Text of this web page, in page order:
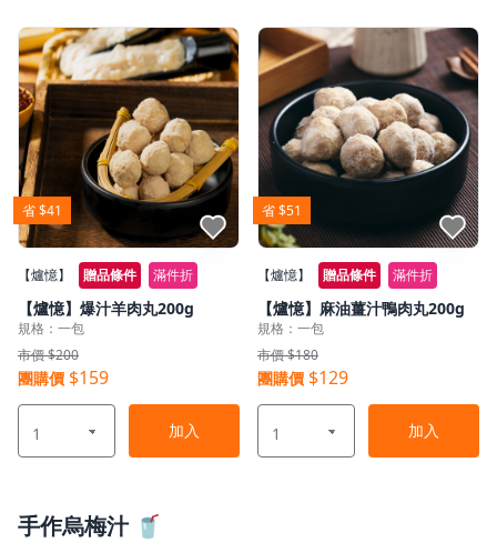
省 $41
【爐憶】 贈品條件 滿件折
【爐憶】爆汁羊肉丸200g
規格：一包
市價 $200
團購價 $159
加入
省 $51
點我收藏
【爐憶】 贈品條件 滿件折
【爐憶】麻油薑汁鴨肉丸200g
規格：一包
市價 $180
團購價 $129
加入
手作烏梅汁 🥤